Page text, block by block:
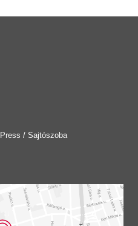
Press / Sajtószoba